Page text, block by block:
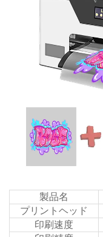
製品名
プリントヘッド
印刷速度